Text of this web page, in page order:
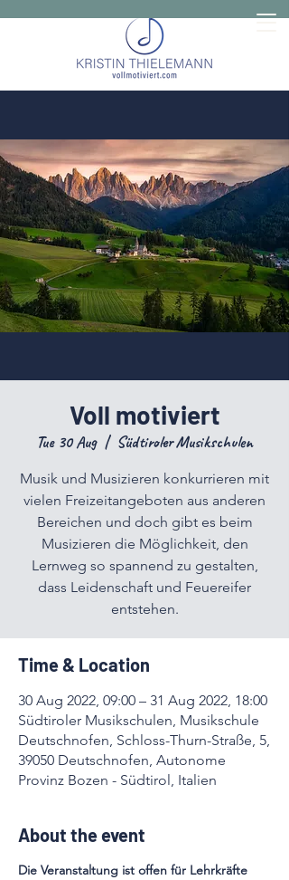
Voll motiviert
Tue 30 Aug
  |
Südtiroler Musikschulen
Musik und Musizieren konkurrieren mit
vielen Freizeitangeboten aus anderen
Bereichen und doch gibt es beim
Musizieren die Möglichkeit, den
Lernweg so spannend zu gestalten,
dass Leidenschaft und Feuereifer
entstehen.
Time & Location
30 Aug 2022, 09:00 – 31 Aug 2022, 18:00
Südtiroler Musikschulen, Musikschule
Deutschnofen, Schloss-Thurn-Straße, 5,
39050 Deutschnofen, Autonome
Provinz Bozen - Südtirol, Italien
About the event
Die Veranstaltung ist offen für Lehrkräfte